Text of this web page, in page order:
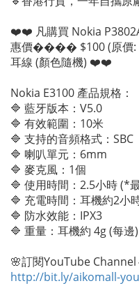
❤️❤️ 凡購買 Nokia
惠價���� $100 (原價:
耳線 (顏色隨機) ❤️❤️
Nokia E3100 產品規格：
🔷 藍牙版本：V5.0
🔷 有效範圍：10米
🔷 支持的音頻格式：SBC
🔷 喇叭單元：6mm
🔷 麥克風：1個
🔷 使用時間：2.5小時 (*
🔷 充電時間：耳機約2小
🔷 防水效能：IPX3
🔷 重量：耳機約 4g (每
🌸訂閱YouTube
http://bit.ly/aikomall-